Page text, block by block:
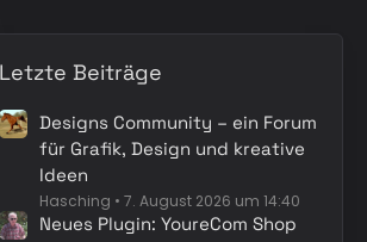
Letzte Beiträge
Designs Community – ein Forum
für Grafik, Design und kreative
Ideen
Hasching 7. August 2026 um 14:40
Neues Plugin: YoureCom Shop